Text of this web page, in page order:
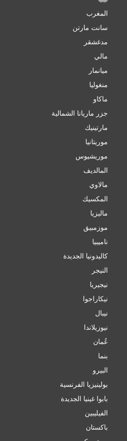
المغرب
سانت مارتن
مدغشقر
مالي
ميانمار
منغوليا
ماكاو
جزر ماريانا الشمالية
مارتينيك
موريتانيا
موريشيوس
المالديف
مالاوي
المكسيك
ماليزيا
موزمبيق
ناميبيا
كاليدونيا الجديدة
النيجر
نيجيريا
نيكاراجوا
نيبال
نيوزيلاندا
عُمان
بنما
البيرو
بولينيزيا الفرنسية
بابوا غينيا الجديدة
الفيليبين
باكستان